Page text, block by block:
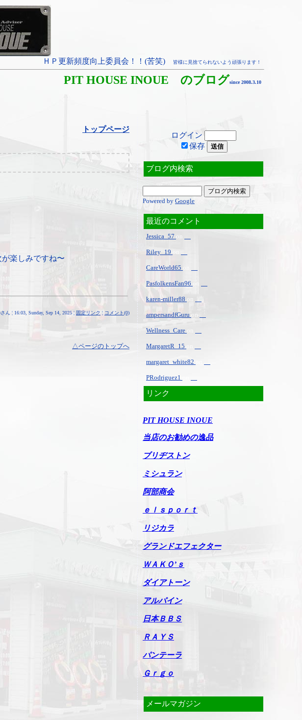
ＨＰ更新頻度向上委員会！！(苦笑) 皆様に見捨てられないよう頑張ります！
PIT HOUSE INOUE のブログsince 2008.3.10
トップページ
楽しみですね〜
ん ¦ 16:03, Sunday, Sep 14, 2025 ¦ 固定リンク ¦ コメント(0)
△ページのトップへ
ログイン
保存
ブログ内検索
Powered by Google
最近のコメント
Jessica_57 on
Riley_19
CareWorld65
PasfolkensFan96
karen-miller88 on
ampersandfGuru on
Wellness_Care on
MargaretR_15
margaret_white82
PRodriguez1
リンク
PIT HOUSE INOUE
当店のお勧めの逸品
ブリヂストン
ミシュラン
阿部商会
ｅｌｓｐｏｒｔ
リジカラ
グランドエフェクター
ＷＡＫＯ’ｓ
ダイアトーン
アルパイン
日本ＢＢＳ
ＲＡＹＳ
パンテーラ
Ｇｒｇｏ
メールマガジン